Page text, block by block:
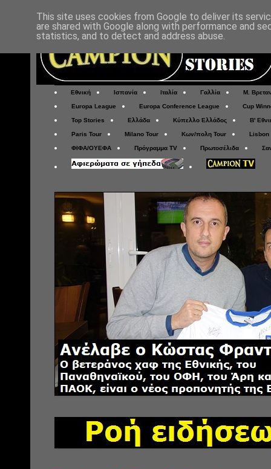
Εθνική Ισπανία Ιταλία Γαλλία Μ.
Europa League Europa Conference League Cup
Top Stories Ελλάδα Κύπελλο Ελλάδος Β'
Paris Tour Milano Tour Κων/πολη Tour Lisbon
ΦΙΦΑ/ΟΥΕΦΑ Πρόγραμμα TV Πρωτοσέλιδα
This site uses cookies from Google to deliver its
are shared with Google along with performance and
statistics, and to detect and address abuse.